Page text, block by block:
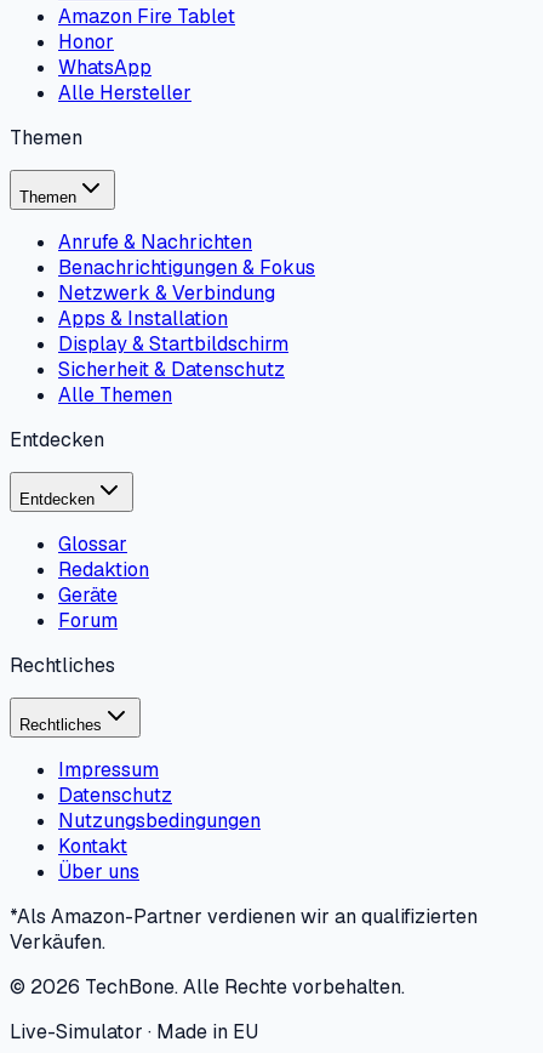
Amazon Fire Tablet
Honor
WhatsApp
Alle Hersteller
Themen
Themen
Anrufe & Nachrichten
Benachrichtigungen & Fokus
Netzwerk & Verbindung
Apps & Installation
Display & Startbildschirm
Sicherheit & Datenschutz
Alle Themen
Entdecken
Entdecken
Glossar
Redaktion
Geräte
Forum
Rechtliches
Rechtliches
Impressum
Datenschutz
Nutzungsbedingungen
Kontakt
Über uns
*Als Amazon-Partner verdienen wir an qualifizierten
Verkäufen.
© 2026 TechBone.Alle Rechte vorbehalten.
Live-Simulator · Made in EU